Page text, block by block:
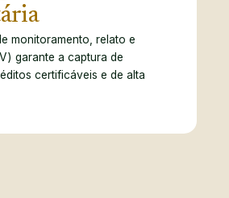
monitoramento, relato e
garante a captura de
certificáveis e de alta